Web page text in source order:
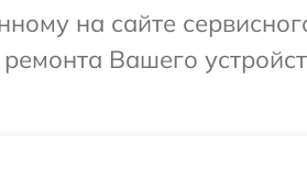
на сайте
Вашего